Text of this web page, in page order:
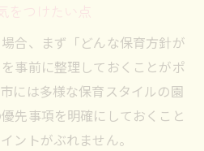
をつけたい点
合、まず「どんな保育方針が
事前に整理しておくことがポ
には多様な保育スタイルの園
先事項を明確にしておくこと
ントがぶれません。